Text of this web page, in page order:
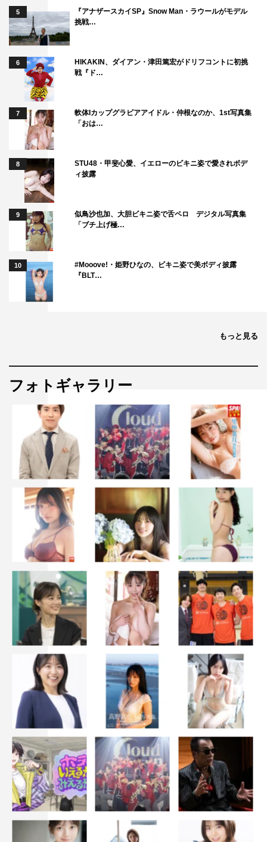
5
『アナザースカイSP』Snow Man・ラウールがモデル
挑戦…
6
HIKAKIN、ダイアン・津田篤宏がドリフコントに初挑
戦『ド…
7
軟体Iカップグラビアアイドル・仲根なのか、1st写真集
「おは…
8
STU48・甲斐心愛、イエローのビキニ姿で愛されボデ
ィ披露
9
似鳥沙也加、大胆ビキニ姿で舌ペロ デジタル写真集
「ブチ上げ極…
10
#Mooove!・姫野ひなの、ビキニ姿で美ボディ披露
『BLT…
もっと見る
フォトギャラリー